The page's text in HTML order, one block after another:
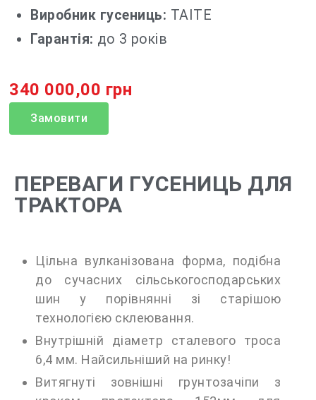
Виробник гусениць: TAITE
Гарантія: до 3 років
340 000,00 грн
Замовити
ПЕРЕВАГИ ГУСЕНИЦЬ ДЛЯ
ТРАКТОРА
Цільна вулканізована форма, подібна
до сучасних сільськогосподарських
шин у порівнянні зі старішою
технологією склеювання.
Внутрішній діаметр сталевого троса
6,4 мм. Найсильніший на ринку!
Витягнуті зовнішні грунтозачіпи з